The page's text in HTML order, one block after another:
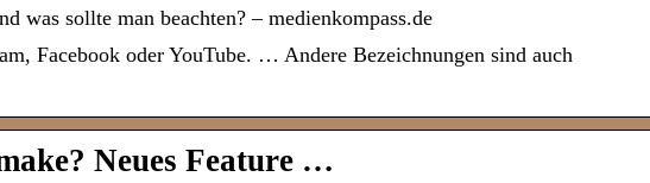
was sollte man beachten? – medienkompass.de
Facebook oder YouTube. … Andere Bezeichnungen sind auch
Neues Feature …